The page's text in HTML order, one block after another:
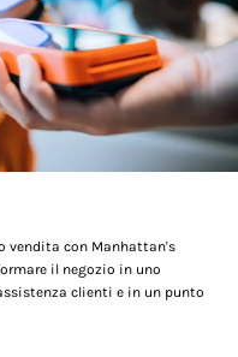
vendita con Manhattan's
il negozio in uno
clienti e in un punto